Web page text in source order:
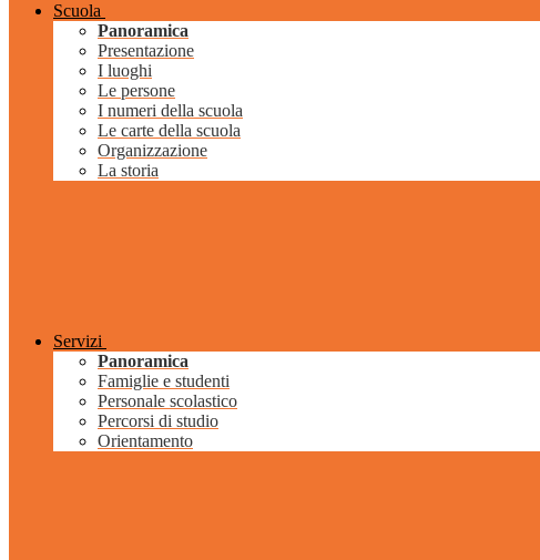
Scuola
Panoramica
Presentazione
I luoghi
Le persone
I numeri della scuola
Le carte della scuola
Organizzazione
La storia
Servizi
Panoramica
Famiglie e studenti
Personale scolastico
Percorsi di studio
Orientamento